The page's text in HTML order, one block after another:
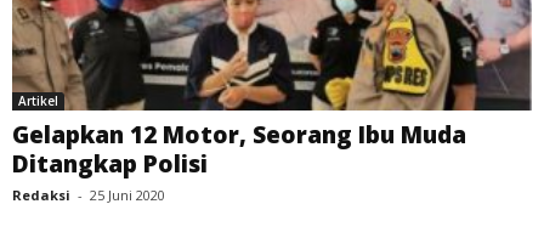
Artikel
Gelapkan 12 Motor, Seorang Ibu Muda
Ditangkap Polisi
Redaksi - 25 Juni 2020